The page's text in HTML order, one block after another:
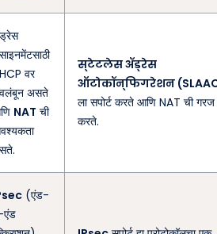
वर
असते
NAT ची
स्टेटलेस ॲड्रेस
ऑटोकॉन्फिगरेशन
ला सपोर्ट करते आणि NAT ची गरज
करते.
(एंड-